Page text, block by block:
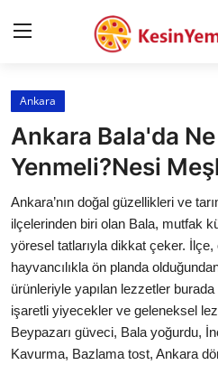
AnaSayfa
Gizlilik Sözleşmesi
Rüya Tabirleri
Diyet & Sağlıklı Beslenme
İletişim
Şehirler
Helal Gıda & Dini Hükümler
Ankara
Ankara Bala'da
Yenmeli?Nesi
Ankara’nın doğal güzellikleri ve
ilçelerinden biri olan Bala, mutfak
yöresel tatlarıyla dikkat çeker. İlçe,
hayvancılıkla ön planda
ürünleriyle yapılan lezzetler
işaretli yiyecekler ve geleneksel
Beypazarı güveci, Bala yoğurdu,
Kavurma, Bazlama tost, Ankara